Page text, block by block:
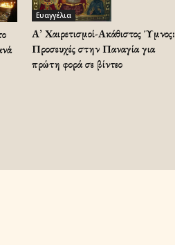
Ευαγγέλια
Α’ Χαιρετισμοί-Ακάθιστος Ύμνος:
Προσευχές στην Παναγία για
πρώτη φορά σε βίντεο